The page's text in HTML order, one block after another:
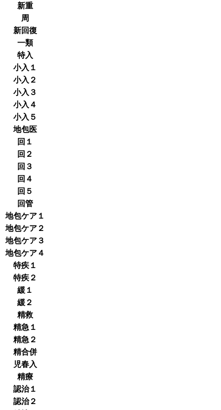
新重
周
新回復
一類
特入
小入１
小入２
小入３
小入４
小入５
地包医
回１
回２
回３
回４
回５
回管
地包ケア１
地包ケア２
地包ケア３
地包ケア４
特疾１
特疾２
緩１
緩２
精救
精急１
精急２
精合併
児春入
精療
認治１
認治２